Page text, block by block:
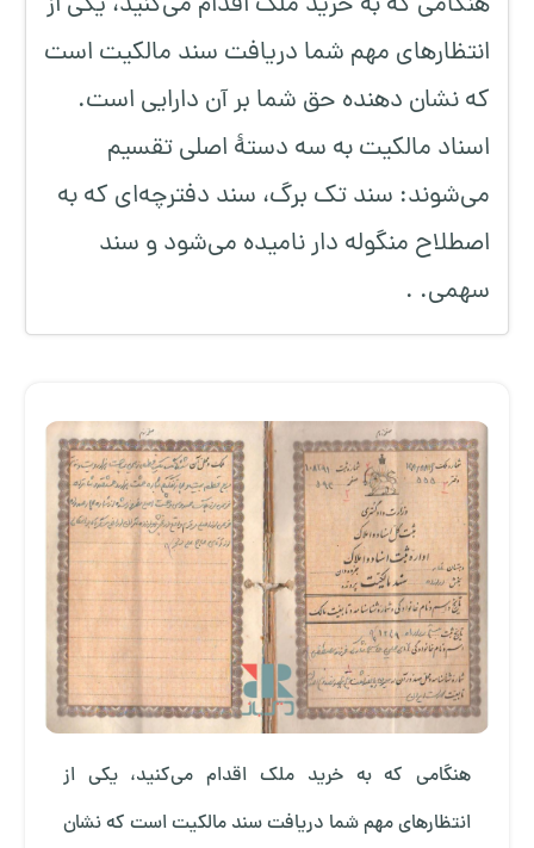
انتظارهای مهم شما دریافت سند مالکیت است
که نشان دهنده حق شما بر آن دارایی است.
اسناد مالکیت به سه دستهٔ اصلی تقسیم
می‌شوند: سند تک برگ، سند دفترچه‌ای که به
اصطلاح منگوله دار نامیده می‌شود و سند
سهمی. .
هنگامی که به خرید ملک اقدام می‌کنید، یکی از
انتظارهای مهم شما دریافت سند مالکیت است که نشان